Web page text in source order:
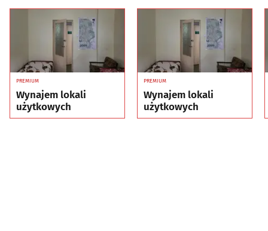
PREMIUM
Wynajem lokali
użytkowych
PREMIUM
Wynajem lokali
użytkowych